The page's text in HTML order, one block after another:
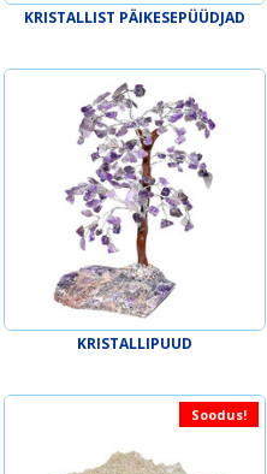
KRISTALLIST PÄIKESEPÜÜDJAD
KRISTALLIPUUD
Soodus!